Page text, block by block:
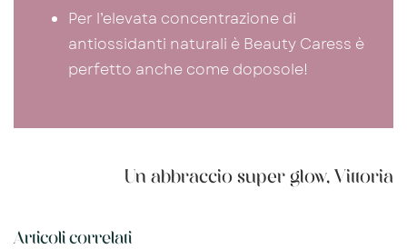
Per l’elevata concentrazione di
antiossidanti naturali è Beauty Caress è
perfetto anche come doposole!
Un abbraccio super glow, Vittoria
Articoli correlati